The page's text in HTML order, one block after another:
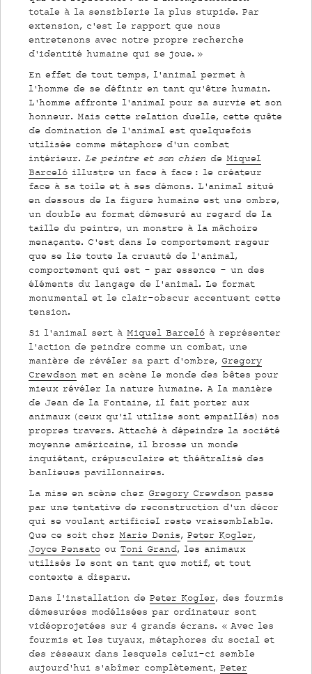
totale à la sensiblerie la plus stupide. Par
extension, c’est le rapport que nous
entretenons avec notre propre recherche
d’identité humaine qui se joue. »
En effet de tout temps, l’animal permet à
l’homme de se définir en tant qu’être humain.
L’homme affronte l’animal pour sa survie et son
honneur. Mais cette relation duelle, cette quête
de domination de l’animal est quelquefois
utilisée comme métaphore d’un combat
intérieur. Le peintre et son chien de Miquel
Barceló illustre un face à face : le créateur
face à sa toile et à ses démons. L’animal situé
en dessous de la figure humaine est une ombre,
un double au format démesuré au regard de la
taille du peintre, un monstre à la mâchoire
menaçante. C’est dans le comportement rageur
que se lie toute la cruauté de l’animal,
comportement qui est - par essence - un des
éléments du langage de l’animal. Le format
monumental et le clair-obscur accentuent cette
tension.
Si l’animal sert à Miquel Barceló à représenter
l’action de peindre comme un combat, une
manière de révéler sa part d’ombre, Gregory
Crewdson met en scène le monde des bêtes pour
mieux révéler la nature humaine. A la manière
de Jean de la Fontaine, il fait porter aux
animaux (ceux qu’il utilise sont empaillés) nos
propres travers. Attaché à dépeindre la société
moyenne américaine, il brosse un monde
inquiétant, crépusculaire et théâtralisé des
banlieues pavillonnaires.
La mise en scène chez Gregory Crewdson passe
par une tentative de reconstruction d’un décor
qui se voulant artificiel reste vraisemblable.
Que ce soit chez Marie Denis, Peter Kogler,
Joyce Pensato ou Toni Grand, les animaux
utilisés le sont en tant que motif, et tout
contexte a disparu.
Dans l’installation de Peter Kogler, des fourmis
démesurées modélisées par ordinateur sont
vidéoprojetées sur 4 grands écrans. « Avec les
fourmis et les tuyaux, métaphores du social et
des réseaux dans lesquels celui-ci semble
aujourd’hui s’abîmer complètement, Peter